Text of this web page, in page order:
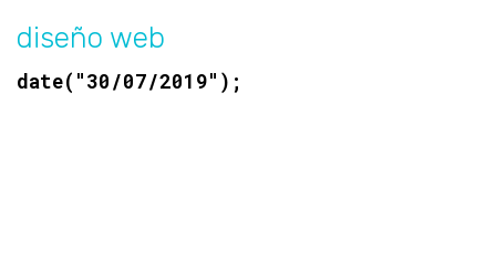
diseño web
date("30/07/2019");